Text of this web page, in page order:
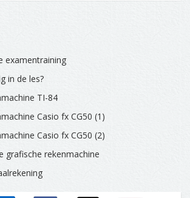
examentraining
in de les?
TI-84
Casio fx CG50 (1)
Casio fx CG50 (2)
grafische rekenmachine